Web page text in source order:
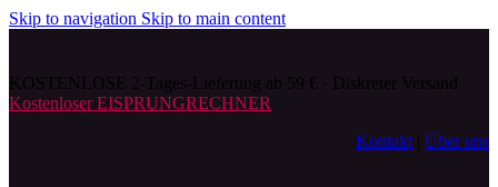
Skip to navigation Skip to main content
Kostenloser EISPRUNGRECHNER
Kontakt
Über uns